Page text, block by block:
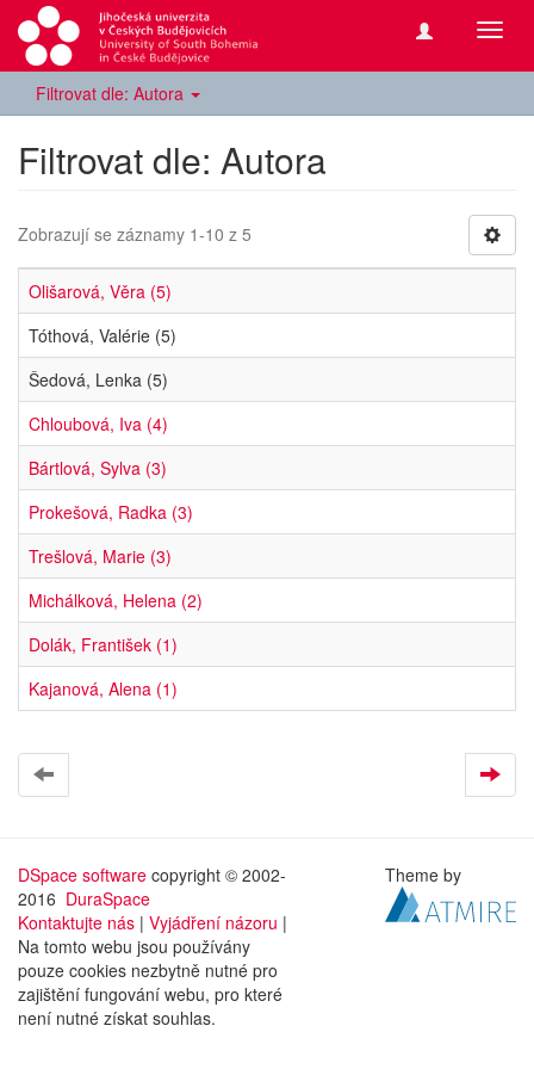
Filtrovat dle: Autora
Filtrovat dle: Autora
Zobrazují se záznamy 1-10 z 5
Olišarová, Věra (5)
Tóthová, Valérie (5)
Šedová, Lenka (5)
Chloubová, Iva (4)
Bártlová, Sylva (3)
Prokešová, Radka (3)
Trešlová, Marie (3)
Michálková, Helena (2)
Dolák, František (1)
Kajanová, Alena (1)
DSpace software copyright © 2002-
2016 DuraSpace
Kontaktujte nás | Vyjádření názoru |
Na tomto webu jsou používány
pouze cookies nezbytně nutné pro
zajištění fungování webu, pro které
není nutné získat souhlas.
Theme by